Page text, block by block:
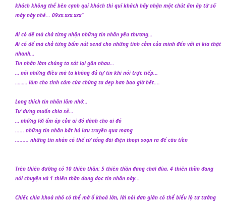
khách không thể bên cạnh quí khách thì quí khách hãy nhận một chút ấm áp từ số
máy này nhé... 09xx.xxx.xxx"
Ai có dế mà chả từng nhận những tin nhắn yêu thương…
Ai có dế mà chả từng bấm nút send cho những tình cảm của mình đến với ai kia thật
nhanh…
Tin nhắn làm chúng ta sát lại gần nhau…
… nói những điều mà ta không đủ tự tin khi nói trực tiếp...
……… làm cho tình cảm của chúng ta đẹp hơn bao giờ hết....
Long thích tin nhắn lắm nhớ…
Tự dưng muốn chia sẻ…
… những lời ấm áp của ai đó dành cho ai đó
...... những tin nhắn bất hủ lưu truyền qua mạng
......... những tin nhắn có thể từ tổng đài điện thoại soạn ra để câu tiền
Trên thiên đường có 10 thiên thần: 5 thiên thần đang chơi đùa, 4 thiên thần đang
nói chuyện và 1 thiên thần đang đọc tin nhắn này...
Chiếc chìa khoá nhỏ có thể mở ổ khoá lớn, lời nói đơn giản có thể biểu lộ tư tưởng